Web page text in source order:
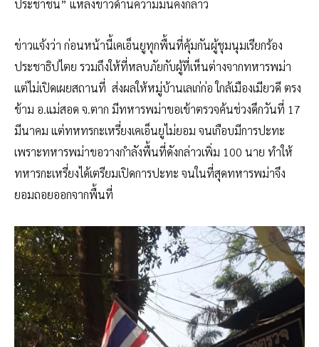
ประชาชน” แหล่งข่าวด้านความมั่นคงกล่าว
ข่าวแจ้งว่า ก่อนหน้านี้เคเอ็นยูทุกพื้นที่คุ้มกันผู้ชุมนุมเรียกร้อง
ประชาธิปไตย รวมถึงให้ที่หลบภัยกับผู้ที่เห็นต่างจากทหารพม่า
แต่ไม่เปิดเผยสถานที่ ส่งผลให้หมู่บ้านเลเก่ก่อ ใกล้เมืองเมียวดี ตรง
ข้าม อ.แม่สอด จ.ตาก มีทหารพม่าขอเข้าตรวจค้นช่วงดึกวันที่ 17
มีนาคม แต่ทหทรกะเหรี่ยงเคเอ็นยูไม่ยอม จนเกือบมีการปะทะ
เพราะทหารพม่าขอวางกำลังพื้นที่ดังกล่าวเพิ่ม 100 นาย ทำให้
ทหารกะเหรี่ยงได้เตรียมเปิดการปะทะ จนในที่สุดทหารพม่าจึง
ยอมถอยออกจากพื้นที่